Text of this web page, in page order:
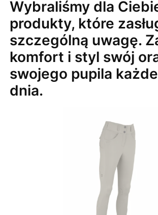
Wybraliśmy dla
produkty, które
szczególną uwagę.
komfort i styl swój
swojego pupila
dnia.